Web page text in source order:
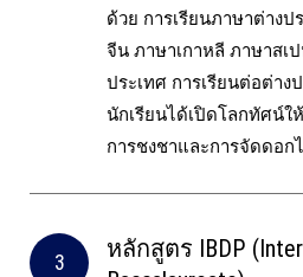
ด้วย การเรียนภาษาต่าง
จีน ภาษาเกาหลี ภาษาสเ
ประเทศ การเรียนต่อต่าง
นักเรียนได้เปิดโลกทัศน์ใ
การชงชาและการจัดดอก
หลักสูตร IBDP